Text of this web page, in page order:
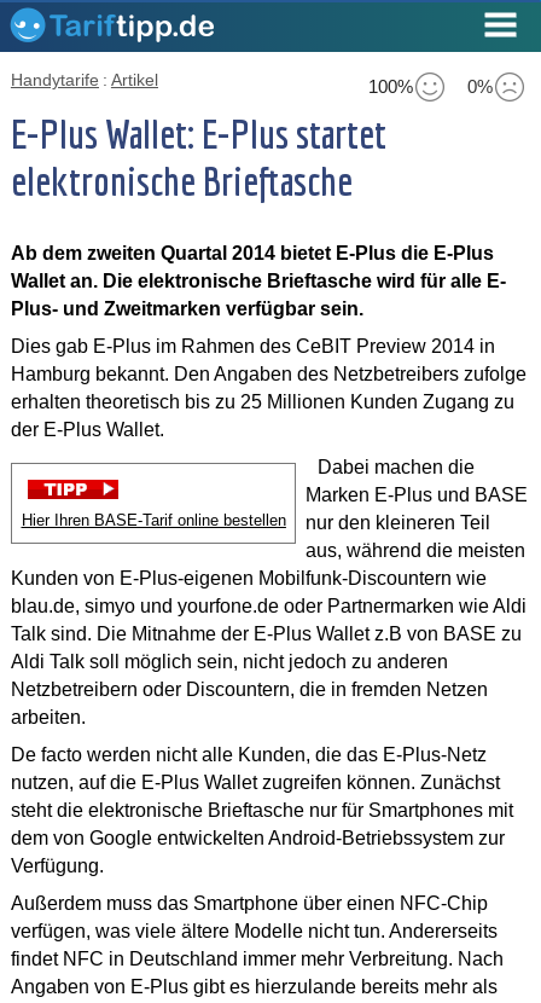
100% 0%
Handytarife : Artikel
E-Plus Wallet: E-Plus startet
elektronische Brieftasche
Ab dem zweiten Quartal 2014 bietet E-Plus die E-Plus
Wallet an. Die elektronische Brieftasche wird für alle E-
Plus- und Zweitmarken verfügbar sein.
Dies gab E-Plus im Rahmen des CeBIT Preview 2014 in
Hamburg bekannt. Den Angaben des Netzbetreibers zufolge
erhalten theoretisch bis zu 25 Millionen Kunden Zugang zu
der E-Plus Wallet.
Hier Ihren BASE-Tarif online bestellen
Dabei machen die
Marken E-Plus und BASE
nur den kleineren Teil
aus, während die meisten
Kunden von E-Plus-eigenen Mobilfunk-Discountern wie
blau.de, simyo und yourfone.de oder Partnermarken wie Aldi
Talk sind. Die Mitnahme der E-Plus Wallet z.B von BASE zu
Aldi Talk soll möglich sein, nicht jedoch zu anderen
Netzbetreibern oder Discountern, die in fremden Netzen
arbeiten.
De facto werden nicht alle Kunden, die das E-Plus-Netz
nutzen, auf die E-Plus Wallet zugreifen können. Zunächst
steht die elektronische Brieftasche nur für Smartphones mit
dem von Google entwickelten Android-Betriebssystem zur
Verfügung.
Außerdem muss das Smartphone über einen NFC-Chip
verfügen, was viele ältere Modelle nicht tun. Andererseits
findet NFC in Deutschland immer mehr Verbreitung. Nach
Angaben von E-Plus gibt es hierzulande bereits mehr als